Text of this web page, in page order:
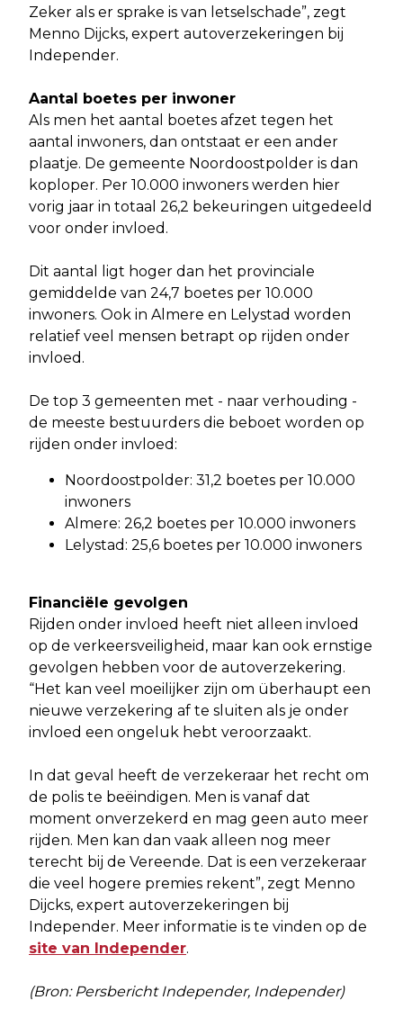
Zeker als er sprake is van letselschade”, zegt
Menno Dijcks, expert autoverzekeringen bij
Independer.
Aantal boetes per inwoner
Als men het aantal boetes afzet tegen het
aantal inwoners, dan ontstaat er een ander
plaatje. De gemeente Noordoostpolder is dan
koploper. Per 10.000 inwoners werden hier
vorig jaar in totaal 26,2 bekeuringen uitgedeeld
voor onder invloed.
Dit aantal ligt hoger dan het provinciale
gemiddelde van 24,7 boetes per 10.000
inwoners. Ook in Almere en Lelystad worden
relatief veel mensen betrapt op rijden onder
invloed.
De top 3 gemeenten met - naar verhouding -
de meeste bestuurders die beboet worden op
rijden onder invloed:
Noordoostpolder: 31,2 boetes per 10.000
inwoners
Almere: 26,2 boetes per 10.000 inwoners
Lelystad: 25,6 boetes per 10.000 inwoners
Financiële gevolgen
Rijden onder invloed heeft niet alleen invloed
op de verkeersveiligheid, maar kan ook ernstige
gevolgen hebben voor de autoverzekering.
“Het kan veel moeilijker zijn om überhaupt een
nieuwe verzekering af te sluiten als je onder
invloed een ongeluk hebt veroorzaakt.
In dat geval heeft de verzekeraar het recht om
de polis te beëindigen. Men is vanaf dat
moment onverzekerd en mag geen auto meer
rijden. Men kan dan vaak alleen nog meer
terecht bij de Vereende. Dat is een verzekeraar
die veel hogere premies rekent”, zegt Menno
Dijcks, expert autoverzekeringen bij
Independer. Meer informatie is te vinden op de
site van Independer.
(Bron: Persbericht Independer, Independer)